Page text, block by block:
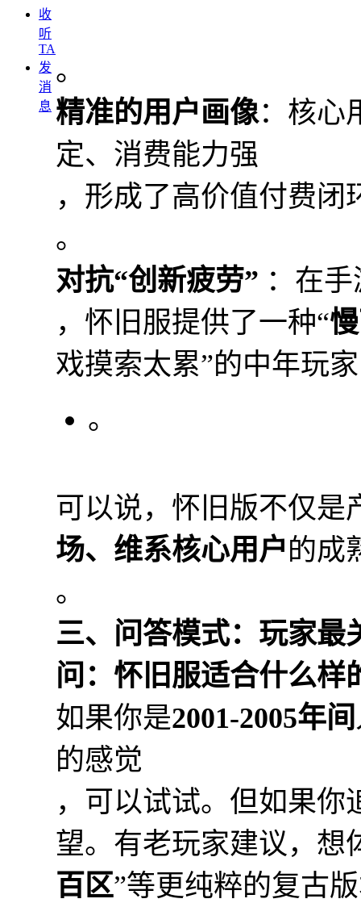
收
听
TA
发
消
息
。
精准的用户画像：核心
定、消费能力强
，形成了高价值付费闭
。
对抗“创新疲劳” ：在
，怀旧服提供了一种“
戏摸索太累”的中年玩
。
可以说，怀旧版不仅是
场、维系核心用户的成
。
三、问答模式：玩家最
问：怀旧服适合什么样
如果你是2001-2005年间
的感觉
，可以试试。但如果
望。有老玩家建议，想
百区”等更纯粹的复古